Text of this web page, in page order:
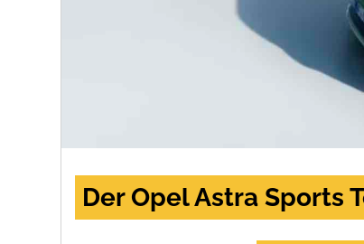
Der Opel Astra Sports